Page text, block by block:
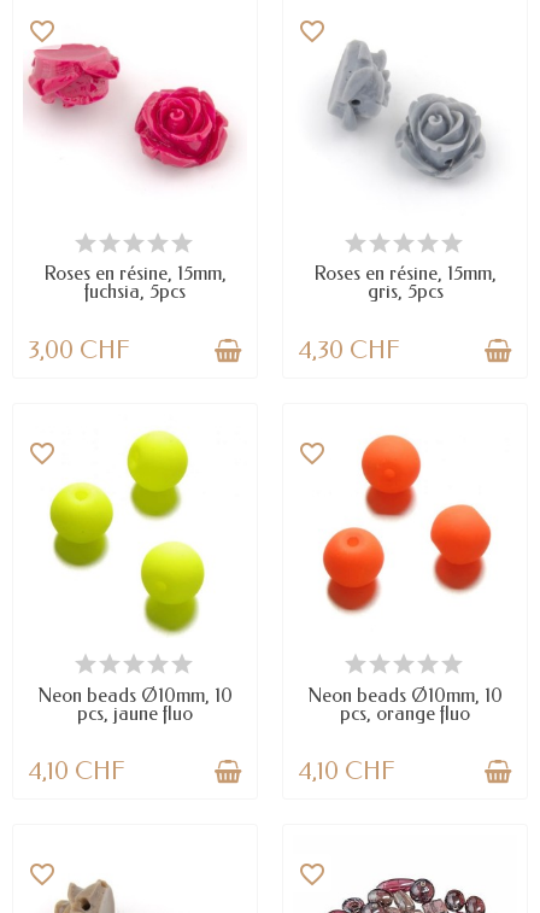
DERNIERS ARTICLES EN STOCK
favorite_border
Roses en résine, 15mm,
fuchsia, 5pcs
3,00 CHF
EN STOCK
favorite_border
Roses en résine, 15mm,
gris, 5pcs
4,30 CHF
EN STOCK
favorite_border
Neon beads Ø10mm, 10
pcs, jaune fluo
4,10 CHF
EN STOCK
favorite_border
Neon beads Ø10mm, 10
pcs, orange fluo
4,10 CHF
favorite_border favorite_border